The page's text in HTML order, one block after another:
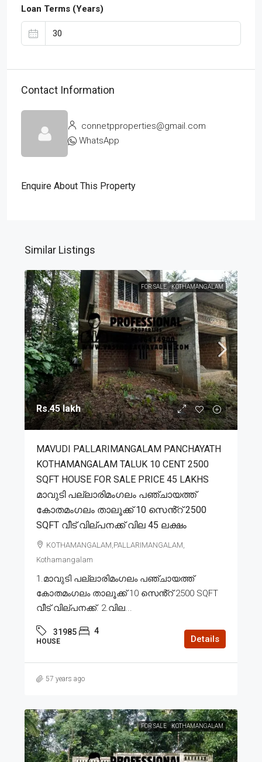
Loan Terms (Years)
Contact Information
connetpproperties@gmail.com
WhatsApp
Enquire About This Property
Similar Listings
FOR SALE KOTHAMANGALAM
Rs.45 lakh
MAVUDI PALLARIMANGALAM PANCHAYATH
KOTHAMANGALAM TALUK 10 CENT 2500
SQFT HOUSE FOR SALE PRICE 45 LAKHS
മാവുടി പല്ലാരിമംഗലം പഞ്ചായത്ത്
കോതമംഗലം താലൂക്ക് 10 സെൻ്റ് 2500
SQFT വീട് വില്പനക്ക് വില 45 ലക്ഷം
KOTHAMANGALAM,PALLARIMANGALAM,
Kothamangalam
1.മാവുടി പല്ലാരിമംഗലം പഞ്ചായത്ത്
കോതമംഗലം താലൂക്ക് 10 സെൻ്റ് 2500 SQFT
വീട് വില്പനക്ക്. 2.വില...
31985 4
HOUSE Details
57 years ago
FOR SALE KOTHAMANGALAM